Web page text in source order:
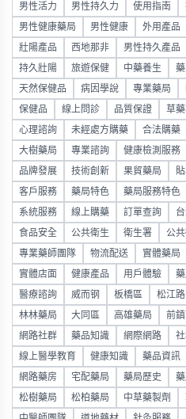
男性活力 男性持久力 使用指南
男性健康藥局 男性健康 外用產品
壯陽產品 西地那非 男性持久產品
持久壯陽 旅遊保健 中藥養生
天然保健品 病因學說 專業藥局
保健品 線上問診 品質保證 草藥
心理諮詢 未經處方購藥 合法購藥
大樹藥局 專業諮詢 健康檢測服務
品牌發展 技術創新 果貿藥局
客戶服務 藥局特色 藥局服務特色
系統服務 線上購藥 訂單查詢
食品安全 公共衛生 衛生署 公
專業藥師團隊 物流配送 實體藥局
實體店面 健康產品 用戶體驗
醫療諮詢 威而钢 板橋區 松江路
林林藥局 大同區 高雄藥局 前
網路社群 藥品知識 網際網路
線上醫學教育 健康知識 藥品資訊
網路藥房 宅配藥局 藥局歷史
松樹藥局 松柏藥局 中草藥製劑